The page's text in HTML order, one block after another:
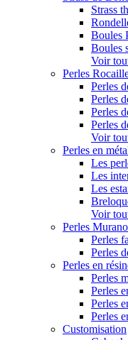
Strass
Boules
Boules
Voir
Perles
Perles
Perles
Perles
Perles
Voir
Perles en
Les
Les
Les
Voir
Perles
Perles
Perles
Perles en
Perles
Perles
Perles
Perles
Customisation